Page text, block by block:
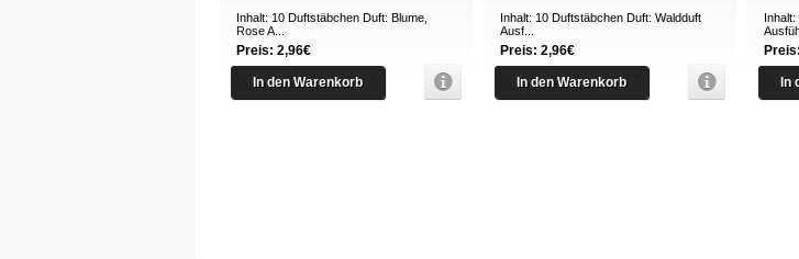
Inhalt: 10 Duftstäbchen Duft: Blume,
Rose A...
Preis: 2,96€
In den Warenkorb
Inhalt: 10 Duftstäbchen Duft: Waldduft
Ausf...
Preis: 2,96€
In den Warenkorb In